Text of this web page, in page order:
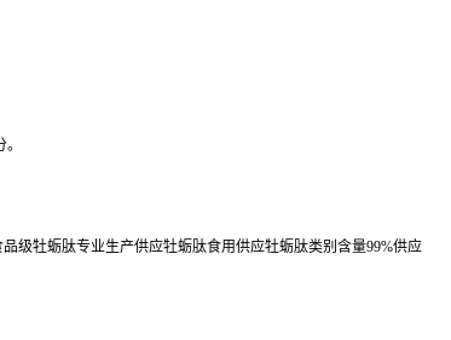
级牡蛎肽专业生产供应牡蛎肽食用供应牡蛎肽类别含量99%供应